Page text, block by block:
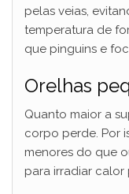
pelas veias,
temperatura de
que pinguins e
Orelhas
Quanto maior a
corpo perde. Por
menores do que
para irradiar